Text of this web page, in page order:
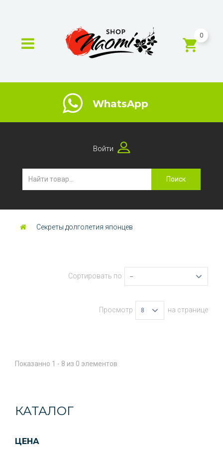
0
WhatsApp
Войти
Поиск
Секреты долголетия японцев
Сортировать по --
Просмотр 8 на странице
Показанно 1 - 8 из 0 элементов
КАТАЛОГ
ЦЕНА